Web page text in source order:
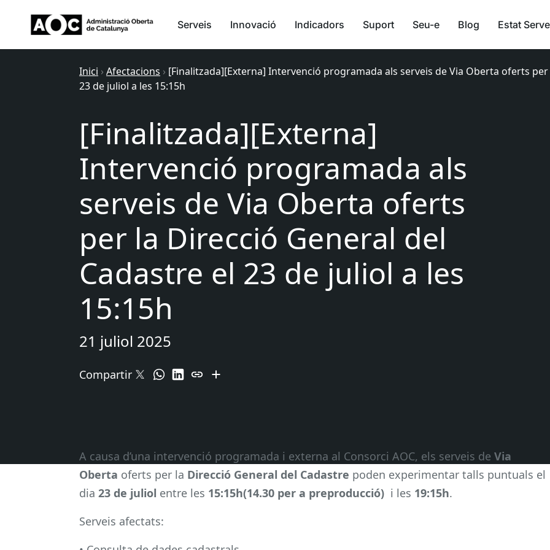
Serveis Innovació Indicadors Suport Seu-e Blog Estat
Inici › Afectacions › [Finalitzada][Externa] Intervenció programada als serveis de Via Oberta oferts
23 de juliol a les 15:15h
[Finalitzada][Externa]
Intervenció programada als
serveis de Via Oberta oferts
per la Direcció General del
Cadastre el 23 de juliol a les
15:15h
21 juliol 2025
Compartir
A causa d’una intervenció programada i externa al Consorci AOC, els serveis de Via
Oberta oferts per la Direcció General del Cadastre poden experimentar talls puntuals el
dia 23 de juliol entre les 15:15h(14.30 per a preproducció) i les 19:15h.
Serveis afectats: